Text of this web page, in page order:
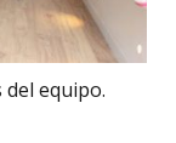
equipo.